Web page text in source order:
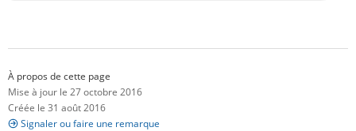
À propos de cette page
Mise à jour le 27 octobre 2016
Créée le 31 août 2016
Signaler ou faire une remarque